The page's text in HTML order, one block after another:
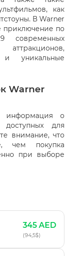
как
В Warner
приключение по
современных
и уникальные
Warner
информация о
для
внимание, что
чем покупка
при выборе
345 AED
(94,5$)